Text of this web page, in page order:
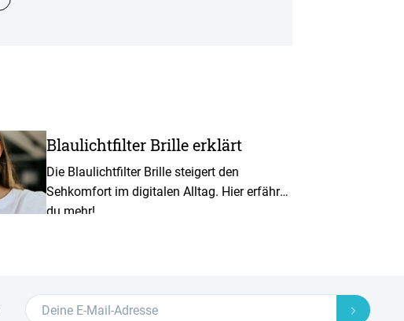
Blaulichtfilter Brille erklärt
Die Blaulichtfilter Brille steigert den
Sehkomfort im digitalen Alltag. Hier erfährst
du mehr!